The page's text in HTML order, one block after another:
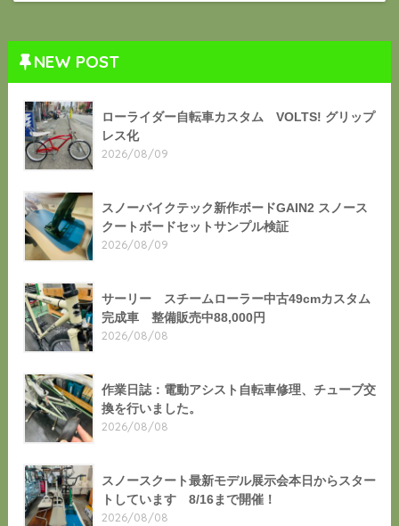
NEW POST
ローライダー自転車カスタム VOLTS! グリップ
レス化
2026/08/09
スノーバイクテック新作ボードGAIN2 スノース
クートボードセットサンプル検証
2026/08/09
サーリー スチームローラー中古49cmカスタム
完成車 整備販売中88,000円
2026/08/08
作業日誌：電動アシスト自転車修理、チューブ交
換を行いました。
2026/08/08
スノースクート最新モデル展示会本日からスター
トしています 8/16まで開催！
2026/08/08